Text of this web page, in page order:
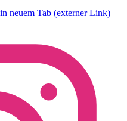
neuem Tab (externer Link)